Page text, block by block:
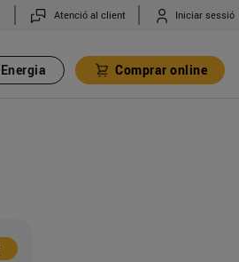
Atenció al client Iniciar sessió
Energia Comprar online